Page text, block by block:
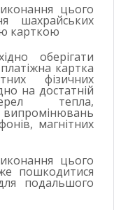
цього
шахрайських
карткою
оберігати
картка
фізичних
на достатній
тепла,
магнітних
цього
пошкодитися
подальшого